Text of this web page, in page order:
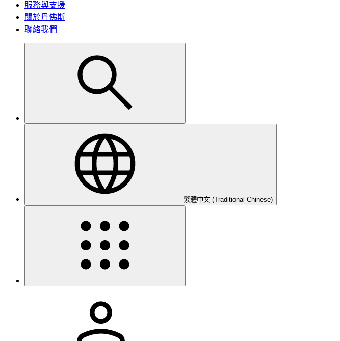
服務與支援
關於丹佛斯
聯絡我們
繁體中文 (Traditional Chinese)